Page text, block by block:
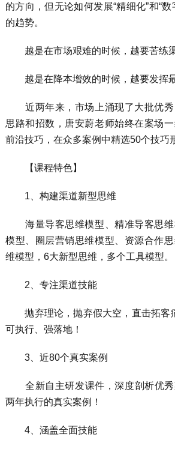
的方向，但无论如何发展“精细化”和“
的趋势。
越是在市场艰难的时候，越要苦练渠
越是在降本增效的时候，越要发挥最
近两年来，市场上涌现了大批优秀
思路和招数，唐安蔚老师始终在案场
前沿技巧，在众多案例中精选50个技巧
【课程特色】
1、构建渠道新型思维
海量导客思维模型、精准导客思维
模型、圈层营销思维模型、资源合作
维模型，6大新型思维，多个工具模型。
2、专注渠道技能
抛弃理论，抛弃假大空，直击拓客
可执行、强落地！
3、近80个真实案例
全新自主研发课件，深度剖析优秀
两年执行的真实案例！
4、涵盖全面技能